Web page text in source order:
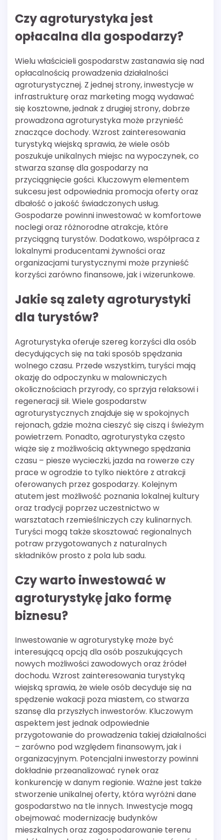
Czy agroturystyka jest
opłacalna dla gospodarzy?
Wielu właścicieli gospodarstw zastanawia się nad
opłacalnością prowadzenia działalności
agroturystycznej. Z jednej strony, inwestycje w
infrastrukturę oraz marketing mogą wydawać
się kosztowne, jednak z drugiej strony, dobrze
prowadzona agroturystyka może przynieść
znaczące dochody. Wzrost zainteresowania
turystyką wiejską sprawia, że wiele osób
poszukuje unikalnych miejsc na wypoczynek, co
stwarza szansę dla gospodarzy na
przyciągnięcie gości. Kluczowym elementem
sukcesu jest odpowiednia promocja oferty oraz
dbałość o jakość świadczonych usług.
Gospodarze powinni inwestować w komfortowe
noclegi oraz różnorodne atrakcje, które
przyciągną turystów. Dodatkowo, współpraca z
lokalnymi producentami żywności oraz
organizacjami turystycznymi może przynieść
korzyści zarówno finansowe, jak i wizerunkowe.
Jakie są zalety agroturystyki
dla turystów?
Agroturystyka oferuje szereg korzyści dla osób
decydujących się na taki sposób spędzania
wolnego czasu. Przede wszystkim, turyści mają
okazję do odpoczynku w malowniczych
okolicznościach przyrody, co sprzyja relaksowi i
regeneracji sił. Wiele gospodarstw
agroturystycznych znajduje się w spokojnych
rejonach, gdzie można cieszyć się ciszą i świeżym
powietrzem. Ponadto, agroturystyka często
wiąże się z możliwością aktywnego spędzania
czasu – piesze wycieczki, jazda na rowerze czy
prace w ogrodzie to tylko niektóre z atrakcji
oferowanych przez gospodarzy. Kolejnym
atutem jest możliwość poznania lokalnej kultury
oraz tradycji poprzez uczestnictwo w
warsztatach rzemieślniczych czy kulinarnych.
Turyści mogą także skosztować regionalnych
potraw przygotowanych z naturalnych
składników prosto z pola lub sadu.
Czy warto inwestować w
agroturystykę jako formę
biznesu?
Inwestowanie w agroturystykę może być
interesującą opcją dla osób poszukujących
nowych możliwości zawodowych oraz źródeł
dochodu. Wzrost zainteresowania turystyką
wiejską sprawia, że wiele osób decyduje się na
spędzenie wakacji poza miastem, co stwarza
szansę dla przyszłych inwestorów. Kluczowym
aspektem jest jednak odpowiednie
przygotowanie do prowadzenia takiej działalności
– zarówno pod względem finansowym, jak i
organizacyjnym. Potencjalni inwestorzy powinni
dokładnie przeanalizować rynek oraz
konkurencję w danym regionie. Ważne jest także
stworzenie unikalnej oferty, która wyróżni dane
gospodarstwo na tle innych. Inwestycje mogą
obejmować modernizację budynków
mieszkalnych oraz zagospodarowanie terenu